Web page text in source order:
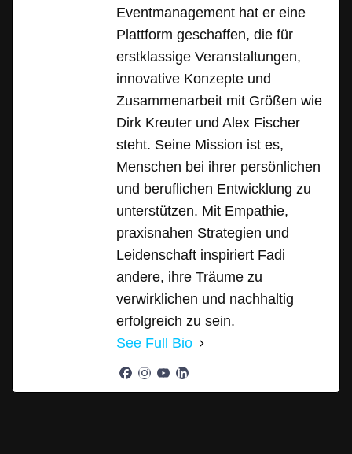
Eventmanagement hat er eine
Plattform geschaffen, die für
erstklassige Veranstaltungen,
innovative Konzepte und
Zusammenarbeit mit Größen wie
Dirk Kreuter und Alex Fischer
steht. Seine Mission ist es,
Menschen bei ihrer persönlichen
und beruflichen Entwicklung zu
unterstützen. Mit Empathie,
praxisnahen Strategien und
Leidenschaft inspiriert Fadi
andere, ihre Träume zu
verwirklichen und nachhaltig
erfolgreich zu sein.
See Full Bio